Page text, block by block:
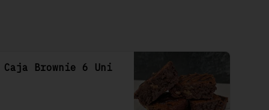
Caja Brownie 6 Uni